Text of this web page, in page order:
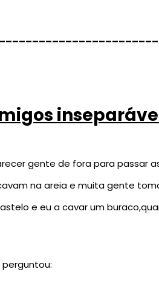
gente de fora para passar
na areia e muita gente
e eu a cavar um